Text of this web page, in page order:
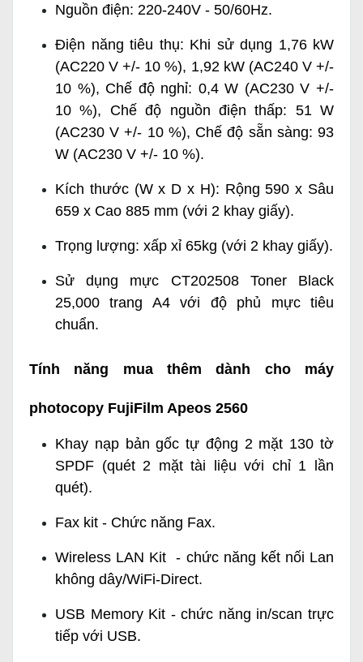
Nguồn điện: 220-240V - 50/60Hz.
Điện năng tiêu thụ: Khi sử dụng 1,76 kW
(AC220 V +/- 10 %), 1,92 kW (AC240 V +/-
10 %), Chế độ nghỉ: 0,4 W (AC230 V +/-
10 %), Chế độ nguồn điện thấp: 51 W
(AC230 V +/- 10 %), Chế độ sẵn sàng: 93
W (AC230 V +/- 10 %).
Kích thước (W x D x H): Rộng 590 x Sâu
659 x Cao 885 mm (với 2 khay giấy).
Trọng lượng: xấp xỉ 65kg (với 2 khay giấy).
Sử dụng mực CT202508 Toner Black
25,000 trang A4 với độ phủ mực tiêu
chuẩn.
Tính năng mua thêm dành cho máy
photocopy FujiFilm Apeos 2560
Khay nạp bản gốc tự động 2 mặt 130 tờ
SPDF (quét 2 mặt tài liệu với chỉ 1 lần
quét).
Fax kit - Chức năng Fax.
Wireless LAN Kit - chức năng kết nối Lan
không dây/WiFi-Direct.
USB Memory Kit - chức năng in/scan trực
tiếp với USB.